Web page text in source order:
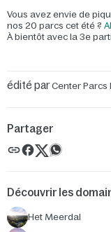
Vous avez envie de
nos 20 parcs cet été ?
À bientôt avec la 3e
édité parCenter Parcs
Découvrir les
Het Meerdal
Partager